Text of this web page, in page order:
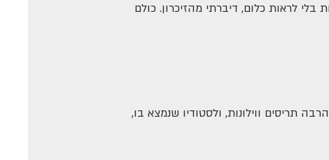
לראות כלום, דיברתי מהזיכרון. כולם
תריסים ווילונות, ולסטודיו שנמצא בו,